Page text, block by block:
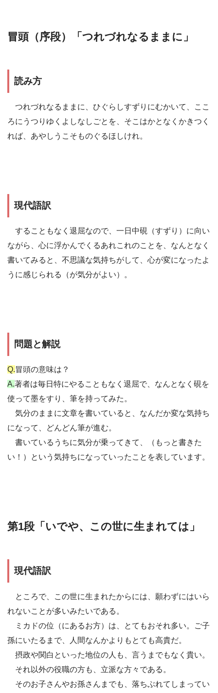
冒頭（序段）「つれづれなるままに」
読み方
つれづれなるままに、ひぐらしすずりにむかいて、ここ
ろにうつりゆくよしなしごとを、そこはかとなくかきつく
れば、あやしうこそものぐるほしけれ。
現代語訳
することもなく退屈なので、一日中硯（すずり）に向い
ながら、心に浮かんでくるあれこれのことを、なんとなく
書いてみると、不思議な気持ちがして、心が変になったよ
うに感じられる（が気分がよい）。
問題と解説
Q.冒頭の意味は？
A.著者は毎日特にやることもなく退屈で、なんとなく硯を
使って墨をすり、筆を持ってみた。
気分のままに文章を書いていると、なんだか変な気持ち
になって、どんどん筆が進む。
書いているうちに気分が乗ってきて、（もっと書きた
い！）という気持ちになっていったことを表しています。
第1段「いでや、この世に生まれては」
現代語訳
ところで、この世に生まれたからには、願わずにはいら
れないことが多いみたいである。
ミカドの位（にあるお方）は、とてもおそれ多い。ご子
孫にいたるまで、人間なんかよりもとても高貴だ。
摂政や関白といった地位の人も、言うまでもなく貴い。
それ以外の役職の方も、立派な方々である。
そのお子さんやお孫さんまでも、落ちぶれてしまってい